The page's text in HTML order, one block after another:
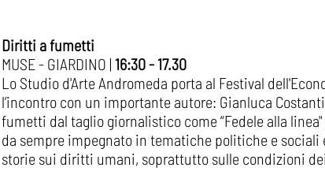
Diritti a fumetti
MUSE - GIARDINO | 16:30 - 17.30
Lo Studio d'Arte Andromeda porta al Festival
l’incontro con un importante autore: Gianluca
fumetti dal taglio giornalistico come “Fedele alla linea"
da sempre impegnato in tematiche politiche e sociali
storie sui diritti umani, soprattutto sulle condizioni